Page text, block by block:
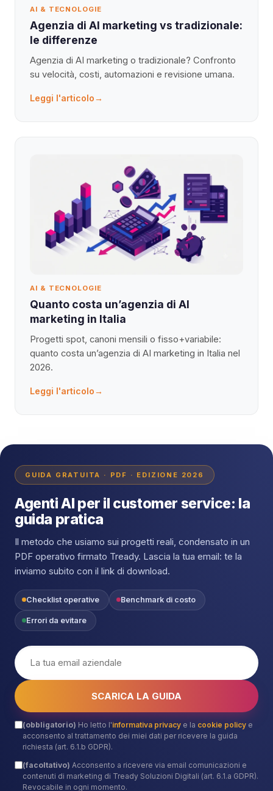
AI & TECNOLOGIE
Agenzia di AI marketing vs tradizionale:
le differenze
Agenzia di AI marketing o tradizionale? Confronto
su velocità, costi, automazioni e revisione umana.
Leggi l'articolo→
AI & TECNOLOGIE
Quanto costa un’agenzia di AI
marketing in Italia
Progetti spot, canoni mensili o fisso+variabile:
quanto costa un’agenzia di AI marketing in Italia nel
2026.
Leggi l'articolo→
GUIDA GRATUITA · PDF · EDIZIONE 2026
Agenti AI per il customer service: la
guida pratica
Il metodo che usiamo sui progetti reali, condensato in un
PDF operativo firmato Tready. Lascia la tua email: te la
inviamo subito con il link di download.
Checklist operative Benchmark di costo
Errori da evitare
SCARICA LA GUIDA
(obbligatorio) Ho letto l'informativa privacy e la cookie policy e
acconsento al trattamento dei miei dati per ricevere la guida
richiesta (art. 6.1.b GDPR).
(facoltativo) Acconsento a ricevere via email comunicazioni e
contenuti di marketing di Tready Soluzioni Digitali (art. 6.1.a GDPR).
Revocabile in ogni momento.